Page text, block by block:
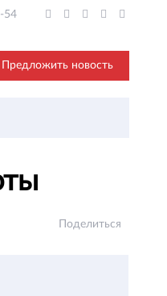
54
Предложить новость
Поделиться